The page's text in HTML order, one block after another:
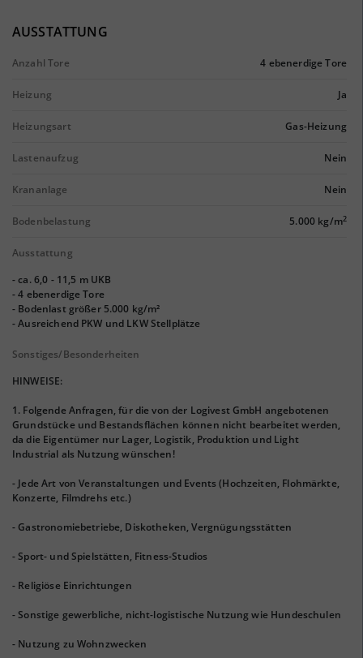
AUSSTATTUNG
Anzahl Tore 4 ebenerdige Tore
Heizung Ja
Heizungsart Gas-Heizung
Lastenaufzug Nein
Krananlage Nein
Bodenbelastung 5.000 kg/m2
Ausstattung
- ca. 6,0 - 11,5 m UKB
- 4 ebenerdige Tore
- Bodenlast größer 5.000 kg/m²
- Ausreichend PKW und LKW Stellplätze
Sonstiges/Besonderheiten
HINWEISE:
1. Folgende Anfragen, für die von der Logivest GmbH angebotenen
Grundstücke und Bestandsflächen können nicht bearbeitet werden,
da die Eigentümer nur Lager, Logistik, Produktion und Light
Industrial als Nutzung wünschen!
- Jede Art von Veranstaltungen und Events (Hochzeiten, Flohmärkte,
Konzerte, Filmdrehs etc.)
- Gastronomiebetriebe, Diskotheken, Vergnügungsstätten
- Sport- und Spielstätten, Fitness-Studios
- Religiöse Einrichtungen
- Sonstige gewerbliche, nicht-logistische Nutzung wie Hundeschulen
- Nutzung zu Wohnzwecken